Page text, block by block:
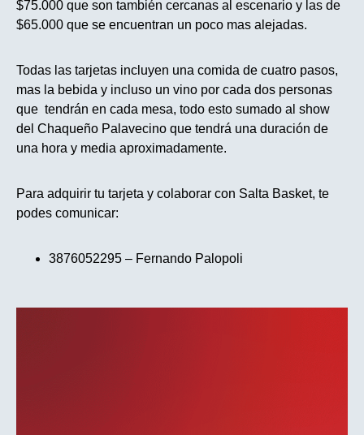
$75.000 que son también cercanas al escenario y las de
$65.000 que se encuentran un poco mas alejadas.
Todas las tarjetas incluyen una comida de cuatro pasos,
mas la bebida y incluso un vino por cada dos personas
que tendrán en cada mesa, todo esto sumado al show
del Chaqueño Palavecino que tendrá una duración de
una hora y media aproximadamente.
Para adquirir tu tarjeta y colaborar con Salta Basket, te
podes comunicar:
3876052295 – Fernando Palopoli